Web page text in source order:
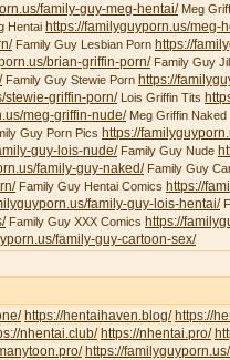
family-guy-meg-hentai/Meg
Hentai https://familyguyporn.us/meg-
Family Guy Lesbian Porn https://
brian-griffin-porn/Family Guy
Family Guy Stewie Porn https://
stewie-griffin-porn/Lois Griffin Tits
meg-griffin-nude/Meg Griffin Naked
Guy Porn Pics https://
guy-lois-nude/Family Guy Nude
family-guy-naked/Family Guy
Family Guy Hentai Comics https://
family-guy-lois-hentai/
Family Guy XXX Comics https://
family-guy-cartoon-sex/
https://hentaihaven.blog/ https://
nhentai.club/ https://nhentai.pro/
https://familyguyporn.us/